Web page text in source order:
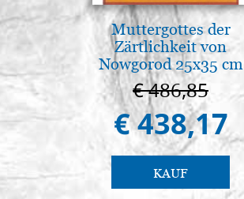
Muttergottes der
Zärtlichkeit von
Nowgorod 25x35 cm
€ 486,85
€ 438,17
KAUF